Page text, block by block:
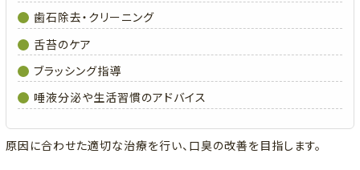
歯石除去・クリーニング
舌苔のケア
ブラッシング指導
唾液分泌や生活習慣のアドバイス
原因に合わせた適切な治療を行い、口臭の改善を目指します。